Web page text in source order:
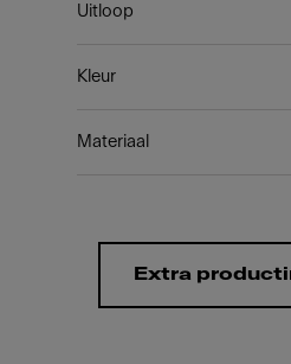
Uitloop
Kleur
Materiaal
Extra